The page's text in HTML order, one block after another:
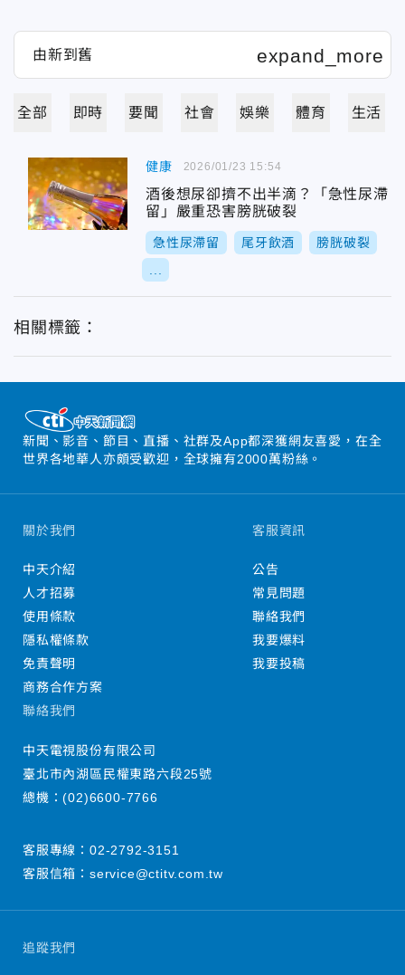
全部 即時 要聞 社會 娛樂 體育 生活
健康
酒後想尿卻擠不出半滴？「急性尿滯
留」嚴重恐害膀胱破裂
急性尿滯留 尾牙飲酒 膀胱破裂
2026/01/23 15:54
相關標籤：
新聞、影音、節目、直播、社群及App都深獲網友喜愛，在全
世界各地華人亦頗受歡迎，全球擁有2000萬粉絲。
追蹤我們
關於我們
中天介紹
人才招募
使用條款
隱私權條款
免責聲明
商務合作方案
客服資訊
公告
常見問題
聯絡我們
我要爆料
我要投稿
聯絡我們
中天電視股份有限公司
臺北市內湖區民權東路六段25號
總機：(02)6600-7766
客服專線： 02-2792-3151
客服信箱： service@ctitv.com.tw